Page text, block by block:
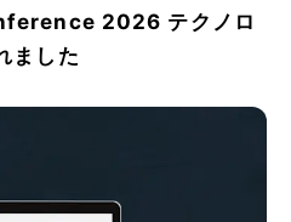
2026 テクノロ
ました